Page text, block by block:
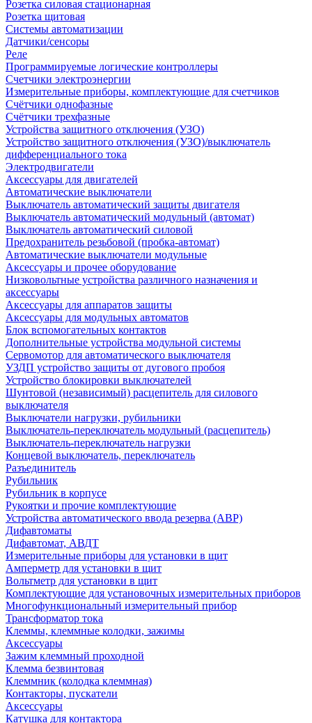
Розетка силовая стационарная
Розетка щитовая
Системы автоматизации
Датчики/сенсоры
Реле
Программируемые логические контроллеры
Счетчики электроэнергии
Измерительные приборы, комплектующие для счетчиков
Счётчики однофазные
Счётчики трехфазные
Устройства защитного отключения (УЗО)
Устройство защитного отключения (УЗО)/выключатель
дифференциального тока
Электродвигатели
Аксессуары для двигателей
Автоматические выключатели
Выключатель автоматический защиты двигателя
Выключатель автоматический модульный (автомат)
Выключатель автоматический силовой
Предохранитель резьбовой (пробка-автомат)
Автоматические выключатели модульные
Аксессуары и прочее оборудование
Низковольтные устройства различного назначения и
аксессуары
Аксессуары для аппаратов защиты
Аксессуары для модульных автоматов
Блок вспомогательных контактов
Дополнительные устройства модульной системы
Сервомотор для автоматического выключателя
УЗДП устройство защиты от дугового пробоя
Устройство блокировки выключателей
Шунтовой (независимый) расцепитель для силового
выключателя
Выключатели нагрузки, рубильники
Выключатель-переключатель модульный (расцепитель)
Выключатель-переключатель нагрузки
Концевой выключатель, переключатель
Разъединитель
Рубильник
Рубильник в корпусе
Рукоятки и прочие комплектующие
Устройства автоматического ввода резерва (АВР)
Дифавтоматы
Дифавтомат, АВДТ
Измерительные приборы для установки в щит
Амперметр для установки в щит
Вольтметр для установки в щит
Комплектующие для установочных измерительных приборов
Многофункциональный измерительный прибор
Трансформатор тока
Клеммы, клеммные колодки, зажимы
Аксессуары
Зажим клеммный проходной
Клемма безвинтовая
Клеммник (колодка клеммная)
Контакторы, пускатели
Аксессуары
Катушка для контактора